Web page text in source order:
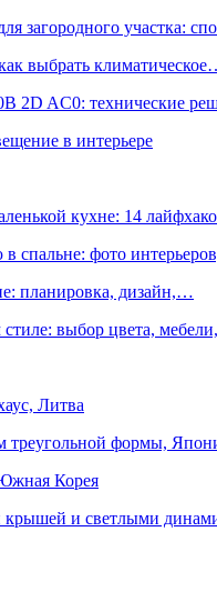
загородного участка:
выбрать
2D AC0: технические
в интерьере
кухне: 14
спальне: фото
планировка, дизайн,…
стиле: выбор цвета,
Литва
треугольной формы,
Корея
крышей и светлыми